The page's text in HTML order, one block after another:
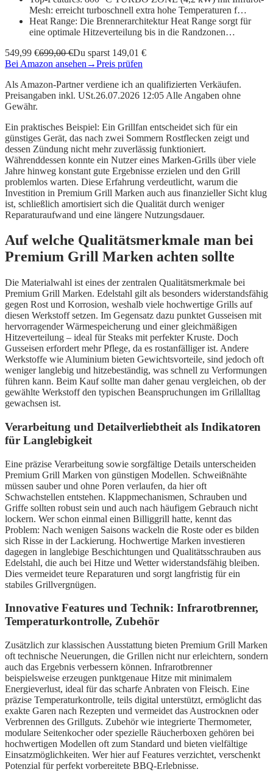
Mesh: erreicht turboschnell extra hohe Temperaturen f…
Heat Range: Die Brennerarchitektur Heat Range sorgt für
eine optimale Hitzeverteilung bis in die Randzonen…
549,99 €699,00 €Du sparst 149,01 €
Bei Amazon ansehen →Preis prüfen
Als Amazon-Partner verdiene ich an qualifizierten Verkäufen.
Preisangaben inkl. USt.26.07.2026 12:05 Alle Angaben ohne
Gewähr.
Ein praktisches Beispiel: Ein Grillfan entscheidet sich für ein
günstiges Gerät, das nach zwei Sommern Rostflecken zeigt und
dessen Zündung nicht mehr zuverlässig funktioniert.
Währenddessen konnte ein Nutzer eines Marken-Grills über viele
Jahre hinweg konstant gute Ergebnisse erzielen und den Grill
problemlos warten. Diese Erfahrung verdeutlicht, warum die
Investition in Premium Grill Marken auch aus finanzieller Sicht klug
ist, schließlich amortisiert sich die Qualität durch weniger
Reparaturaufwand und eine längere Nutzungsdauer.
Auf welche Qualitätsmerkmale man bei
Premium Grill Marken achten sollte
Die Materialwahl ist eines der zentralen Qualitätsmerkmale bei
Premium Grill Marken. Edelstahl gilt als besonders widerstandsfähig
gegen Rost und Korrosion, weshalb viele hochwertige Grills auf
diesen Werkstoff setzen. Im Gegensatz dazu punktet Gusseisen mit
hervorragender Wärmespeicherung und einer gleichmäßigen
Hitzeverteilung – ideal für Steaks mit perfekter Kruste. Doch
Gusseisen erfordert mehr Pflege, da es rostanfälliger ist. Andere
Werkstoffe wie Aluminium bieten Gewichtsvorteile, sind jedoch oft
weniger langlebig und hitzebeständig, was schnell zu Verformungen
führen kann. Beim Kauf sollte man daher genau vergleichen, ob der
gewählte Werkstoff den typischen Beanspruchungen im Grillalltag
gewachsen ist.
Verarbeitung und Detailverliebtheit als Indikatoren
für Langlebigkeit
Eine präzise Verarbeitung sowie sorgfältige Details unterscheiden
Premium Grill Marken von günstigen Modellen. Schweißnähte
müssen sauber und ohne Poren verlaufen, da hier oft
Schwachstellen entstehen. Klappmechanismen, Schrauben und
Griffe sollten robust sein und auch nach häufigem Gebrauch nicht
lockern. Wer schon einmal einen Billiggrill hatte, kennt das
Problem: Nach wenigen Saisons wackeln die Roste oder es bilden
sich Risse in der Lackierung. Hochwertige Marken investieren
dagegen in langlebige Beschichtungen und Qualitätsschrauben aus
Edelstahl, die auch bei Hitze und Wetter widerstandsfähig bleiben.
Dies vermeidet teure Reparaturen und sorgt langfristig für ein
stabiles Grillvergnügen.
Innovative Features und Technik: Infrarotbrenner,
Temperaturkontrolle, Zubehör
Zusätzlich zur klassischen Ausstattung bieten Premium Grill Marken
oft technische Neuerungen, die Grillen nicht nur erleichtern, sondern
auch das Ergebnis verbessern können. Infrarotbrenner
beispielsweise erzeugen punktgenaue Hitze mit minimalem
Energieverlust, ideal für das scharfe Anbraten von Fleisch. Eine
präzise Temperaturkontrolle, teils digital unterstützt, ermöglicht das
exakte Garen nach Rezepten und vermeidet das Austrocknen oder
Verbrennen des Grillguts. Zubehör wie integrierte Thermometer,
modulare Seitenkocher oder spezielle Räucherboxen gehören bei
hochwertigen Modellen oft zum Standard und bieten vielfältige
Einsatzmöglichkeiten. Wer hier auf Features verzichtet, verschenkt
Potenzial für perfekt vorbereitete BBQ-Erlebnisse.